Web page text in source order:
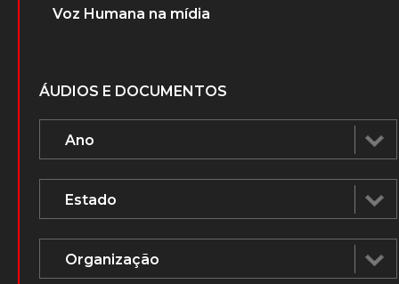
Voz Humana na mídia
ÁUDIOS E DOCUMENTOS